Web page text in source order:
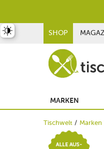
SHOP
MARKEN
Tischwelt Marken
umschalten